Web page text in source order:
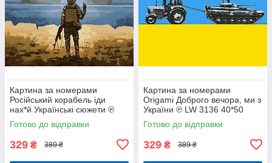
Картина за номерами
Російський корабель іди
нах*й Українські сюжети ℗
40*50 см Орігамі LW 3126
Готово до відправки
329 ₴ 389 ₴
Картина за номерами
Origami Доброго вечора, ми з
України ℗ LW 3136 40*50
pbn-p
Готово до відправки
329 ₴ 389 ₴